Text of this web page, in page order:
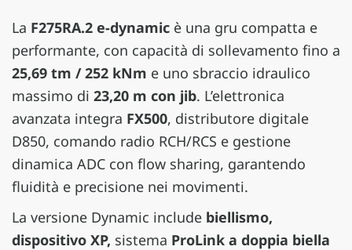
La F275RA.2 e-dynamic è una gru compatta e
performante, con capacità di sollevamento fino a
25,69 tm / 252 kNm e uno sbraccio idraulico
massimo di 23,20 m con jib. L’elettronica
avanzata integra FX500, distributore digitale
D850, comando radio RCH/RCS e gestione
dinamica ADC con flow sharing, garantendo
fluidità e precisione nei movimenti.
La versione Dynamic include biellismo,
dispositivo XP, sistema ProLink a doppia biella